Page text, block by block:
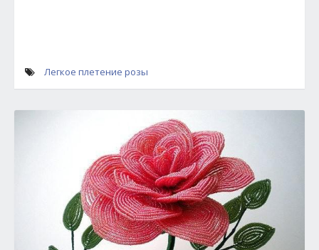
Легкое плетение розы